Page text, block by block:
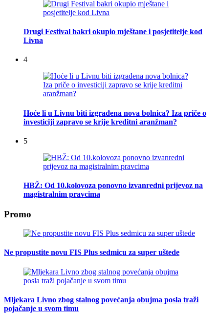
Drugi Festival bakri okupio mještane i posjetitelje kod
Livna
4
Hoće li u Livnu biti izgrađena nova bolnica? Iza priče o
investiciji zapravo se krije kreditni aranžman?
5
HBŽ: Od 10.kolovoza ponovno izvanredni prijevoz na
magistralnim pravcima
Promo
Ne propustite novu FIS Plus sedmicu za super uštede
Mljekara Livno zbog stalnog povećanja obujma posla traži
pojačanje u svom timu